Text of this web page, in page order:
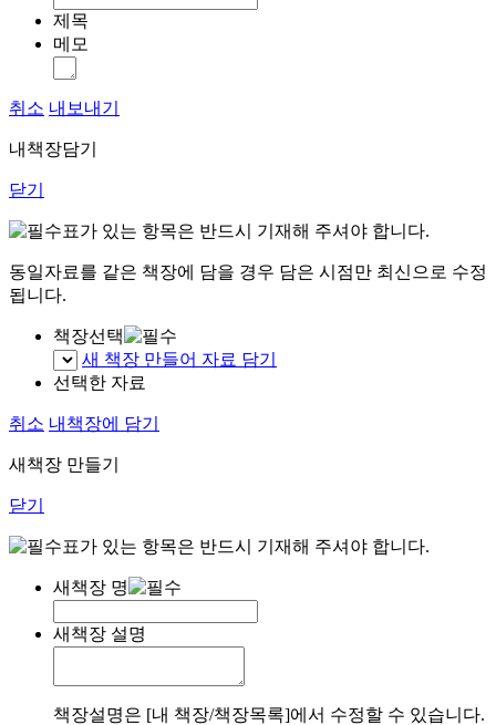
제목
메모
취소 내보내기
내책장담기
닫기
표가 있는 항목은 반드시 기재해 주셔야 합니다.
동일자료를 같은 책장에 담을 경우 담은 시점만 최신으로 수정
됩니다.
책장선택
새 책장 만들어 자료 담기
선택한 자료
취소 내책장에 담기
새책장 만들기
닫기
표가 있는 항목은 반드시 기재해 주셔야 합니다.
새책장 명
새책장 설명
책장설명은 [내 책장/책장목록]에서 수정할 수 있습니다.